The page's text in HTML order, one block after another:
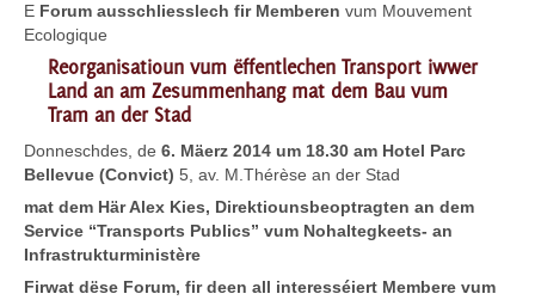
E Forum ausschliesslech fir Memberen vum Mouvement
Ecologique
Reorganisatioun vum ëffentlechen Transport iwwer
Land an am Zesummenhang mat dem Bau vum
Tram an der Stad
Donneschdes, de 6. Mäerz 2014 um 18.30 am Hotel Parc
Bellevue (Convict) 5, av. M.Thérèse an der Stad
mat dem Här Alex Kies, Direktiounsbeoptragten an dem
Service “Transports Publics” vum Nohaltegkeets- an
Infrastrukturministère
Firwat dëse Forum, fir deen all interesséiert Membere vum